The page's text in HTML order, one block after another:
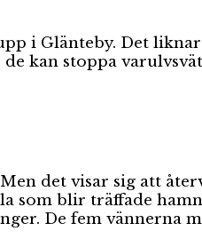
i Glänteby. Det
kan stoppa
det visar sig att
som blir träffade
De fem vännerna